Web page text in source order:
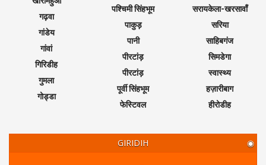
गढ़वा
गांडेय
गांवां
गिरिडीह
गुमला
गोड्डा
पश्चिमी सिंहभूम
पाकुड़
पानी
पीरटांड़
पीरटांड़
पूर्वी सिंहभूम
फेस्टिवल
सरायकेला-खरसावाँ
सरिया
साहिबगंज
सिमडेगा
स्वास्थ्य
हज़ारीबाग
हीरोडीह
GIRIDIH ◉